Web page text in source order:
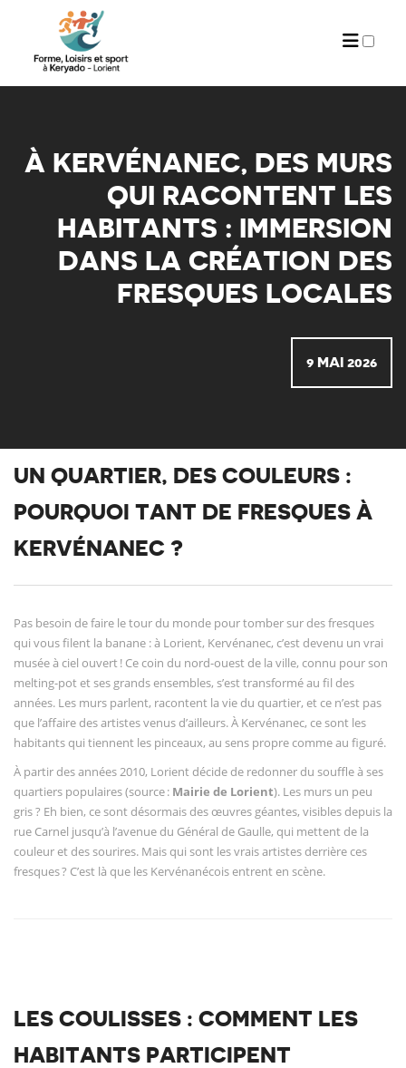
À KERVÉNANEC, DES MURS
QUI RACONTENT LES
HABITANTS : IMMERSION
DANS LA CRÉATION DES
FRESQUES LOCALES
9 MAI 2026
UN QUARTIER, DES COULEURS :
POURQUOI TANT DE FRESQUES À
KERVÉNANEC ?
Pas besoin de faire le tour du monde pour tomber sur des fresques
qui vous filent la banane : à Lorient, Kervénanec, c’est devenu un vrai
musée à ciel ouvert ! Ce coin du nord-ouest de la ville, connu pour son
melting-pot et ses grands ensembles, s’est transformé au fil des
années. Les murs parlent, racontent la vie du quartier, et ce n’est pas
que l’affaire des artistes venus d’ailleurs. À Kervénanec, ce sont les
habitants qui tiennent les pinceaux, au sens propre comme au figuré.
À partir des années 2010, Lorient décide de redonner du souffle à ses
quartiers populaires (source : Mairie de Lorient). Les murs un peu
gris ? Eh bien, ce sont désormais des œuvres géantes, visibles depuis la
rue Carnel jusqu’à l’avenue du Général de Gaulle, qui mettent de la
couleur et des sourires. Mais qui sont les vrais artistes derrière ces
fresques ? C’est là que les Kervénanécois entrent en scène.
LES COULISSES : COMMENT LES
HABITANTS PARTICIPENT